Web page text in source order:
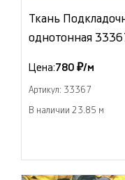
Ткань
однотонная
Цена:780 ₽/м
Артикул: 33367
В наличии 23.85 м